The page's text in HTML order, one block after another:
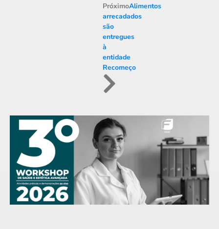
PróximoAlimentos
arrecadados
são
entregues
à
entidade
Recomeço